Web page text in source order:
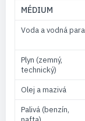
MÉDIUM
Voda a vodná para
Plyn (zemný,
technický)
Olej a mazivá
Palivá (benzín,